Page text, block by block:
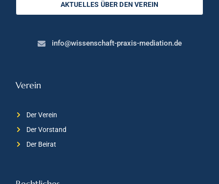
Verein
Der Verein
Der Vorstand
Der Beirat
AKTUELLES ÜBER DEN VEREIN
info@wissenschaft-praxis-mediation.de